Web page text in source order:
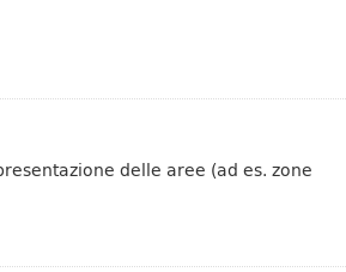
delle aree (ad es. zone